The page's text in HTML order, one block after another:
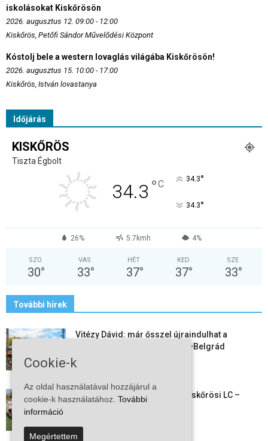
iskolásokat Kiskőrösön
2026. augusztus 12. 09:00 - 12:00
Kiskőrös, Petőfi Sándor Művelődési Központ
Kóstolj bele a western lovaglás világába Kiskőrösön!
2026. augusztus 15. 10:00 - 17:00
Kiskőrös, István lovastanya
Időjárás
KISKŐRÖS
Tiszta Égbolt
34.3 °C 34.3°
34.3°
26% 5.7kmh 4%
SZO
30°
VAS
33°
HÉT
37°
KED
37°
SZE
33°
További hírek
Vitézy Dávid: már ősszel újraindulhat a
személyszállítás a Budapest–Belgrád
vasútvonalon
Megkezdte a felkészülést a Kiskőrösi LC –
Cookie-k
Az oldal használatával hozzájárul a
cookie-k használatához. További
információ
Megértettem